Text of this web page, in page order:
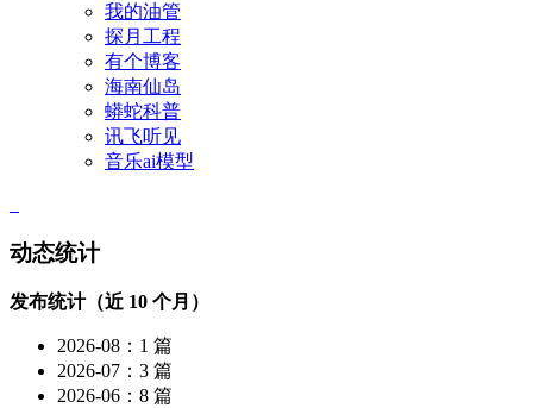
我的油管
探月工程
有个博客
海南仙岛
蟒蛇科普
讯飞听见
音乐ai模型
动态统计
发布统计（近 10 个月）
2026-08：1 篇
2026-07：3 篇
2026-06：8 篇